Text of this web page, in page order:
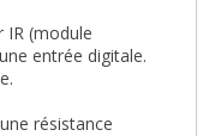
(module
entrée digitale.
résistance